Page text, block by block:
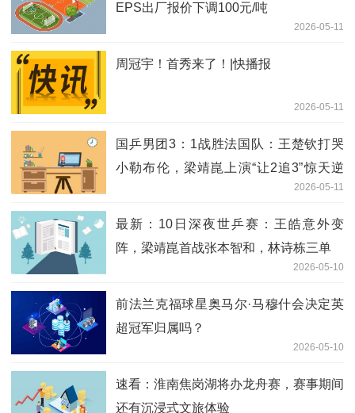
EPS出厂报价下调100元/吨
2026-05-11
周冠宇！首秀来了！|快播报
2026-05-11
国乒男团3：1战胜法国队：王楚钦打哭
小勒布伦，梁靖崑上演“让2追3”惊天逆
转，王皓难掩激动怒吼挥拳；决赛女团、
男团都将对阵日本队 当前焦点
2026-05-11
最新：10日深夜世乒赛：王皓意外变
阵，梁靖崑首战张本智和，林诗栋三单
2026-05-10
前法兰克福球星奥马尔·马穆什会决定英
超冠军归属吗？
2026-05-10
速看：淮南焦岗湖将办龙舟赛，赛事期间
还有沉浸式文旅体验